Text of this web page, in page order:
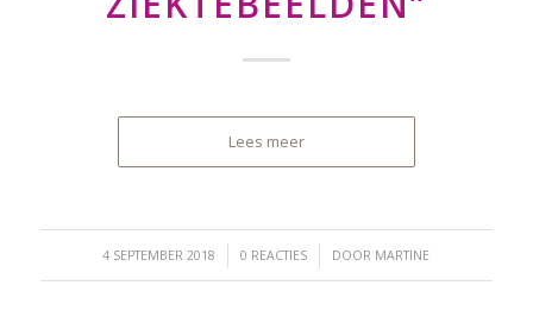
Lees meer
4 SEPTEMBER 2018
/ 0 REACTIES
/ DOOR MARTINE